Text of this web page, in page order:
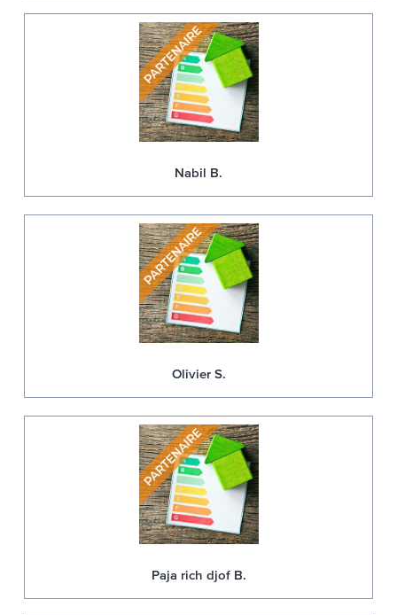
Nabil B.
Olivier S.
Paja rich djof B.